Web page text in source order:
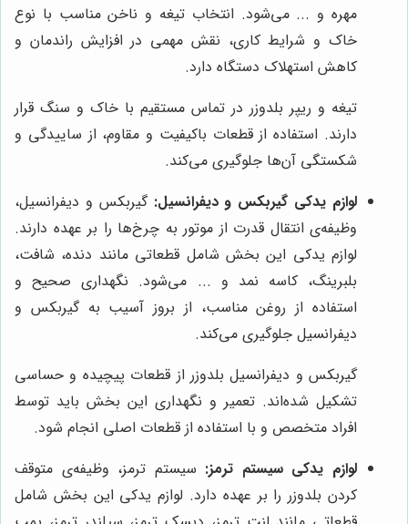
مهره و ... می‌شود. انتخاب تیغه و ناخن مناسب با نوع
خاک و شرایط کاری، نقش مهمی در افزایش راندمان و
کاهش استهلاک دستگاه دارد.
تیغه و ریپر بلدوزر در تماس مستقیم با خاک و سنگ قرار
دارند. استفاده از قطعات باکیفیت و مقاوم، از ساییدگی و
شکستگی آن‌ها جلوگیری می‌کند.
لوازم یدکی گیربکس و دیفرانسیل: گیربکس و دیفرانسیل،
وظیفه‌ی انتقال قدرت از موتور به چرخ‌ها را بر عهده دارند.
لوازم یدکی این بخش شامل قطعاتی مانند دنده، شافت،
بلبرینگ، کاسه نمد و ... می‌شود. نگهداری صحیح و
استفاده از روغن مناسب، از بروز آسیب به گیربکس و
دیفرانسیل جلوگیری می‌کند.
گیربکس و دیفرانسیل بلدوزر از قطعات پیچیده و حساسی
تشکیل شده‌اند. تعمیر و نگهداری این بخش باید توسط
افراد متخصص و با استفاده از قطعات اصلی انجام شود.
لوازم یدکی سیستم ترمز: سیستم ترمز، وظیفه‌ی متوقف
کردن بلدوزر را بر عهده دارد. لوازم یدکی این بخش شامل